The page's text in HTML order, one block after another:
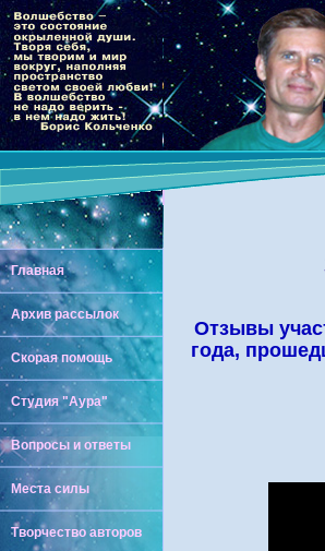
Главная
Архив рассылок
Скорая помощь
Студия "Аура"
Вопросы и ответы
Места силы
Творчество авторов
Отзывы
года,